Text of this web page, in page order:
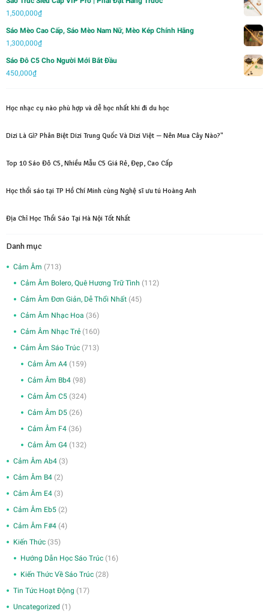
750,000₫.
1,500,000₫
Sáo Mèo Cao Cấp, Sáo Mèo Nam Nữ, Mèo Kép Chính Hãng
1,300,000₫
Sáo Đô C5 Cho Người Mới Bắt Đầu
450,000₫
Học nhạc cụ nào phù hợp và dễ học nhất khi đi du học
Dizi Là Gì? Phân Biệt Dizi Trung Quốc Và Dizi Việt — Nên Mua Cây Nào?"
Top 10 Sáo Đô C5, Nhiều Mẫu C5 Giá Rẻ, Đẹp, Cao Cấp
Học thổi sáo tại TP Hồ Chí Minh cùng Nghệ sĩ ưu tú Hoàng Anh
Địa Chỉ Học Thổi Sáo Tại Hà Nội Tốt Nhất
Danh mục
Cảm Âm (713)
Cảm Âm Bolero, Quê Hương Trữ Tình (112)
Cảm Âm Đơn Giản, Dễ Thổi Nhất (45)
Cảm Âm Nhạc Hoa (36)
Cảm Âm Nhạc Trẻ (160)
Cảm Âm Sáo Trúc (713)
Cảm Âm A4 (159)
Cảm Âm Bb4 (98)
Cảm Âm C5 (324)
Cảm Âm D5 (26)
Cảm Âm F4 (36)
Cảm Âm G4 (132)
Cảm Âm Ab4 (3)
Cảm Âm B4 (2)
Cảm Âm E4 (3)
Cảm Âm Eb5 (2)
Cảm Âm F#4 (4)
Kiến Thức (35)
Hướng Dẫn Học Sáo Trúc (16)
Kiến Thức Về Sáo Trúc (28)
Tin Tức Hoạt Động (17)
Uncategorized (1)